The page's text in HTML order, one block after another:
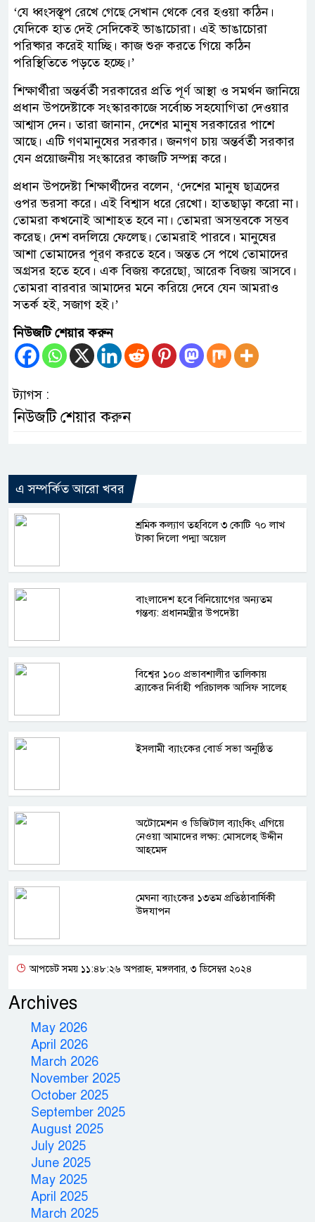
‘যে ধ্বংসস্তূপ রেখে গেছে সেখান থেকে বের হওয়া কঠিন।
যেদিকে হাত দেই সেদিকেই ভাঙাচোরা। এই ভাঙাচোরা
পরিষ্কার করেই যাচ্ছি। কাজ শুরু করতে গিয়ে কঠিন
পরিস্থিতিতে পড়তে হচ্ছে।’
শিক্ষার্থীরা অন্তর্বর্তী সরকারের প্রতি পূর্ণ আস্থা ও সমর্থন জানিয়ে
প্রধান উপদেষ্টাকে সংস্কারকাজে সর্বোচ্চ সহযোগিতা দেওয়ার
আশ্বাস দেন। তারা জানান, দেশের মানুষ সরকারের পাশে
আছে। এটি গণমানুষের সরকার। জনগণ চায় অন্তর্বর্তী সরকার
যেন প্রয়োজনীয় সংস্কারের কাজটি সম্পন্ন করে।
প্রধান উপদেষ্টা শিক্ষার্থীদের বলেন, ‘দেশের মানুষ ছাত্রদের
ওপর ভরসা করে। এই বিশ্বাস ধরে রেখো। হাতছাড়া করো না।
তোমরা কখনোই আশাহত হবে না। তোমরা অসম্ভবকে সম্ভব
করেছ। দেশ বদলিয়ে ফেলেছ। তোমরাই পারবে। মানুষের
আশা তোমাদের পূরণ করতে হবে। অন্তত সে পথে তোমাদের
অগ্রসর হতে হবে। এক বিজয় করেছো, আরেক বিজয় আসবে।
তোমরা বারবার আমাদের মনে করিয়ে দেবে যেন আমরাও
সতর্ক হই, সজাগ হই।’
নিউজটি শেয়ার করুন
ট্যাগস :
নিউজটি শেয়ার করুন
এ সম্পর্কিত আরো খবর
শ্রমিক কল্যাণ তহবিলে ৩ কোটি ৭০ লাখ
টাকা দিলো পদ্মা অয়েল
বাংলাদেশ হবে বিনিয়োগের অন্যতম
গন্তব্য: প্রধানমন্ত্রীর উপদেষ্টা
বিশ্বের ১০০ প্রভাবশালীর তালিকায়
ব্র্যাকের নির্বাহী পরিচালক আসিফ সালেহ
ইসলামী ব্যাংকের বোর্ড সভা অনুষ্ঠিত
অটোমেশন ও ডিজিটাল ব্যাংকিং এগিয়ে
নেওয়া আমাদের লক্ষ্য: মোসলেহ্‌ উদ্দীন
আহমেদ
মেঘনা ব্যাংকের ১৩তম প্রতিষ্ঠাবার্ষিকী
উদযাপন
আপডেট সময় ১১:৪৮:২৬ অপরাহ্ন, মঙ্গলবার, ৩ ডিসেম্বর ২০২৪
Archives
May 2026
April 2026
March 2026
November 2025
October 2025
September 2025
August 2025
July 2025
June 2025
May 2025
April 2025
March 2025